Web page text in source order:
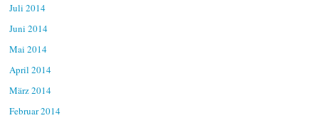
Juli 2014
Juni 2014
Mai 2014
April 2014
März 2014
Februar 2014